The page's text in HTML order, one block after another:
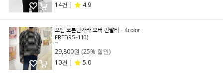
14건 |
4.9
오엠 코튼단가라 오버 긴팔티 - 4color
FREE(95~110)
29,800원 (25% 할인)
10건 |
5.0